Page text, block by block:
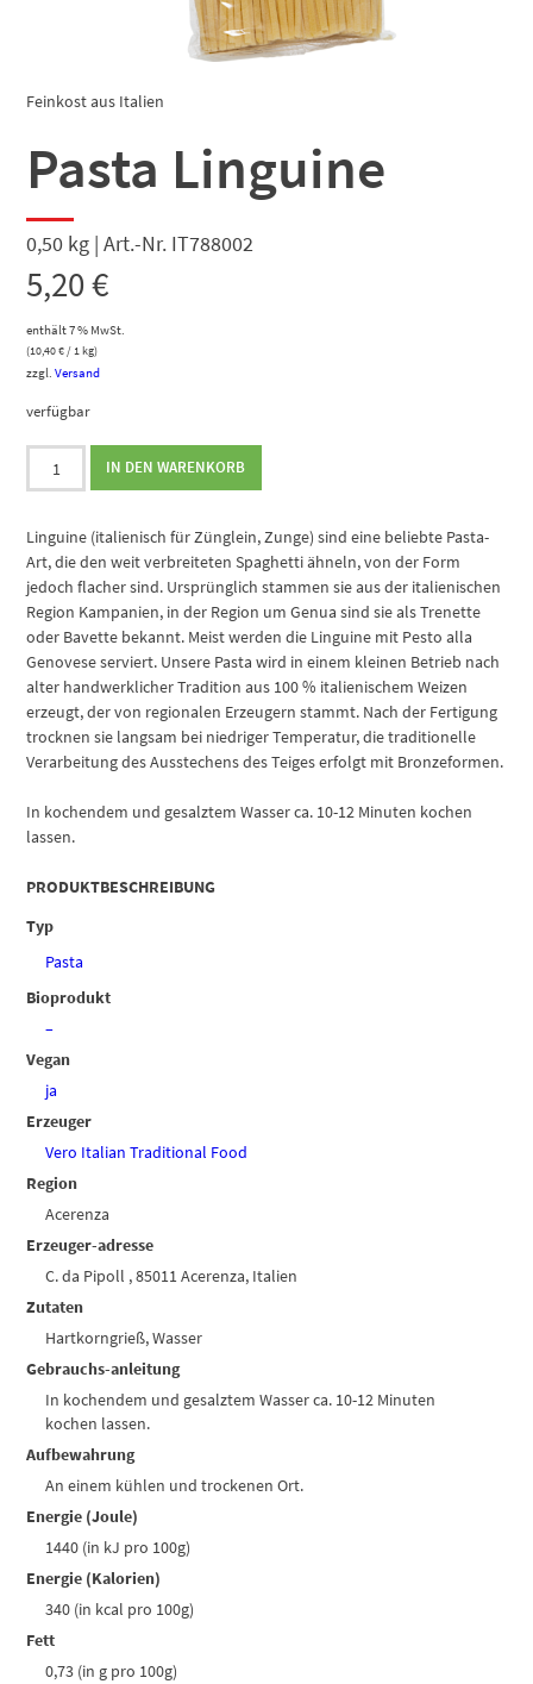
Feinkost aus Italien
Pasta Linguine
0,50 kg | Art.-Nr. IT788002
5,20€
enthält 7 % MwSt.
(10,40€/ 1 kg)
zzgl.Versand
verfügbar
Pasta
Linguine
IN DEN WARENKORB
Linguine (italienisch für Zünglein, Zunge) sind eine beliebte Pasta-
Art, die den weit verbreiteten Spaghetti ähneln, von der Form
jedoch flacher sind. Ursprünglich stammen sie aus der italienischen
Region Kampanien, in der Region um Genua sind sie als Trenette
oder Bavette bekannt. Meist werden die Linguine mit Pesto alla
Genovese serviert. Unsere Pasta wird in einem kleinen Betrieb nach
alter handwerklicher Tradition aus 100 % italienischem Weizen
erzeugt, der von regionalen Erzeugern stammt. Nach der Fertigung
trocknen sie langsam bei niedriger Temperatur, die traditionelle
Verarbeitung des Ausstechens des Teiges erfolgt mit Bronzeformen.
In kochendem und gesalztem Wasser ca. 10-12 Minuten kochen
lassen.
PRODUKTBESCHREIBUNG
Typ
Pasta
Bioprodukt
–
Vegan
ja
Erzeuger
Vero Italian Traditional Food
Region
Acerenza
Erzeuger-adresse
C. da Pipoll , 85011 Acerenza, Italien
Zutaten
Hartkorngrieß, Wasser
Gebrauchs-anleitung
In kochendem und gesalztem Wasser ca. 10-12 Minuten
kochen lassen.
Aufbewahrung
An einem kühlen und trockenen Ort.
Energie (Joule)
1440 (in kJ pro 100g)
Energie (Kalorien)
340 (in kcal pro 100g)
Fett
0,73 (in g pro 100g)